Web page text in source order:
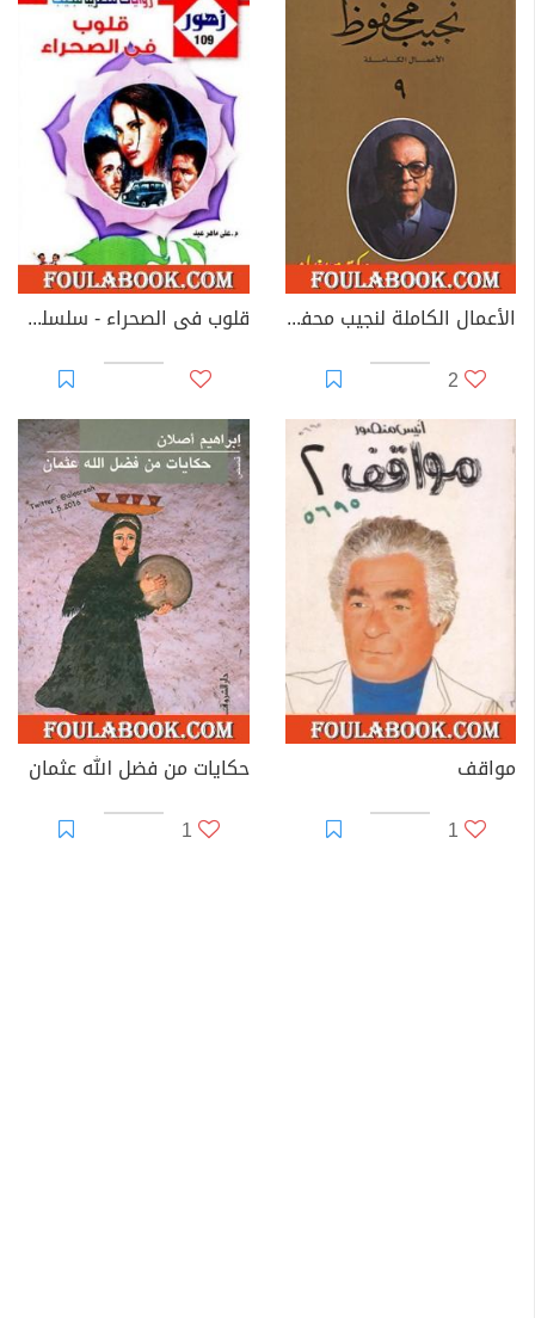
الأعمال الكاملة لنجيب محفوظ 9
2
قلوب فى الصحراء - سلسلة زهور
مواقف
1
حكايات من فضل الله عثمان
1